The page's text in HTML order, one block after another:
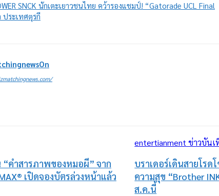
SNCK นักเตะเยาวชนไทย คว้ารองแชมป์! “Gatorade UCL Final
ระเทศตุรกี
“คำสารภาพของหมอผี” จาก
เปิดจองบัตรล่วงหน้าแล้ว
entertianment ข่าวบันเ
บราเดอร์เดินสายโรด
ความสุข “Brother
ส.ค.นี้